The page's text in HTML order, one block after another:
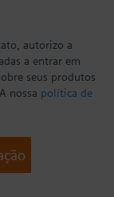
autorizo a
a entrar em
seus produtos
nossa política de